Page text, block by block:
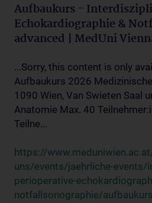
Aufbaukurs -
Echokardiographie &
advanced | MedUni
...Sorry, this content is only
Aufbaukurs 2026
1090 Wien, Van Swieten Saal
Anatomie Max. 40
Teilne...
https://
uns/events/jaehrliche-events/
perioperative-
notfallsonographie/